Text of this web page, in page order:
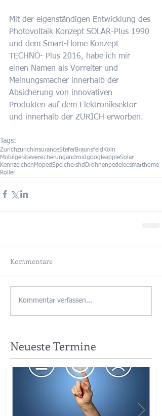
Mit der eigenständigen Entwicklung des
Photovoltaik Konzept SOLAR-Plus 1990
und dem Smart-Home Konzept
TECHNO- Plus 2016, habe ich mir
einen Namen als Vorreiter und
Meinungsmacher innerhalb der
Absicherung von innovativen
Produkten auf dem Elektroniksektor
und innerhalb der ZURICH erworben.
Tags:
ZurichzurichinsuranceSteferBraunsfeld Köln
MobilgeräteversicherungandroidgoogleappleSolar
Kennzeichen MopedSpeichershd Drohnenpedelecsmarthome
Roller
Kommentare
Kommentar verfassen...
Neueste Termine